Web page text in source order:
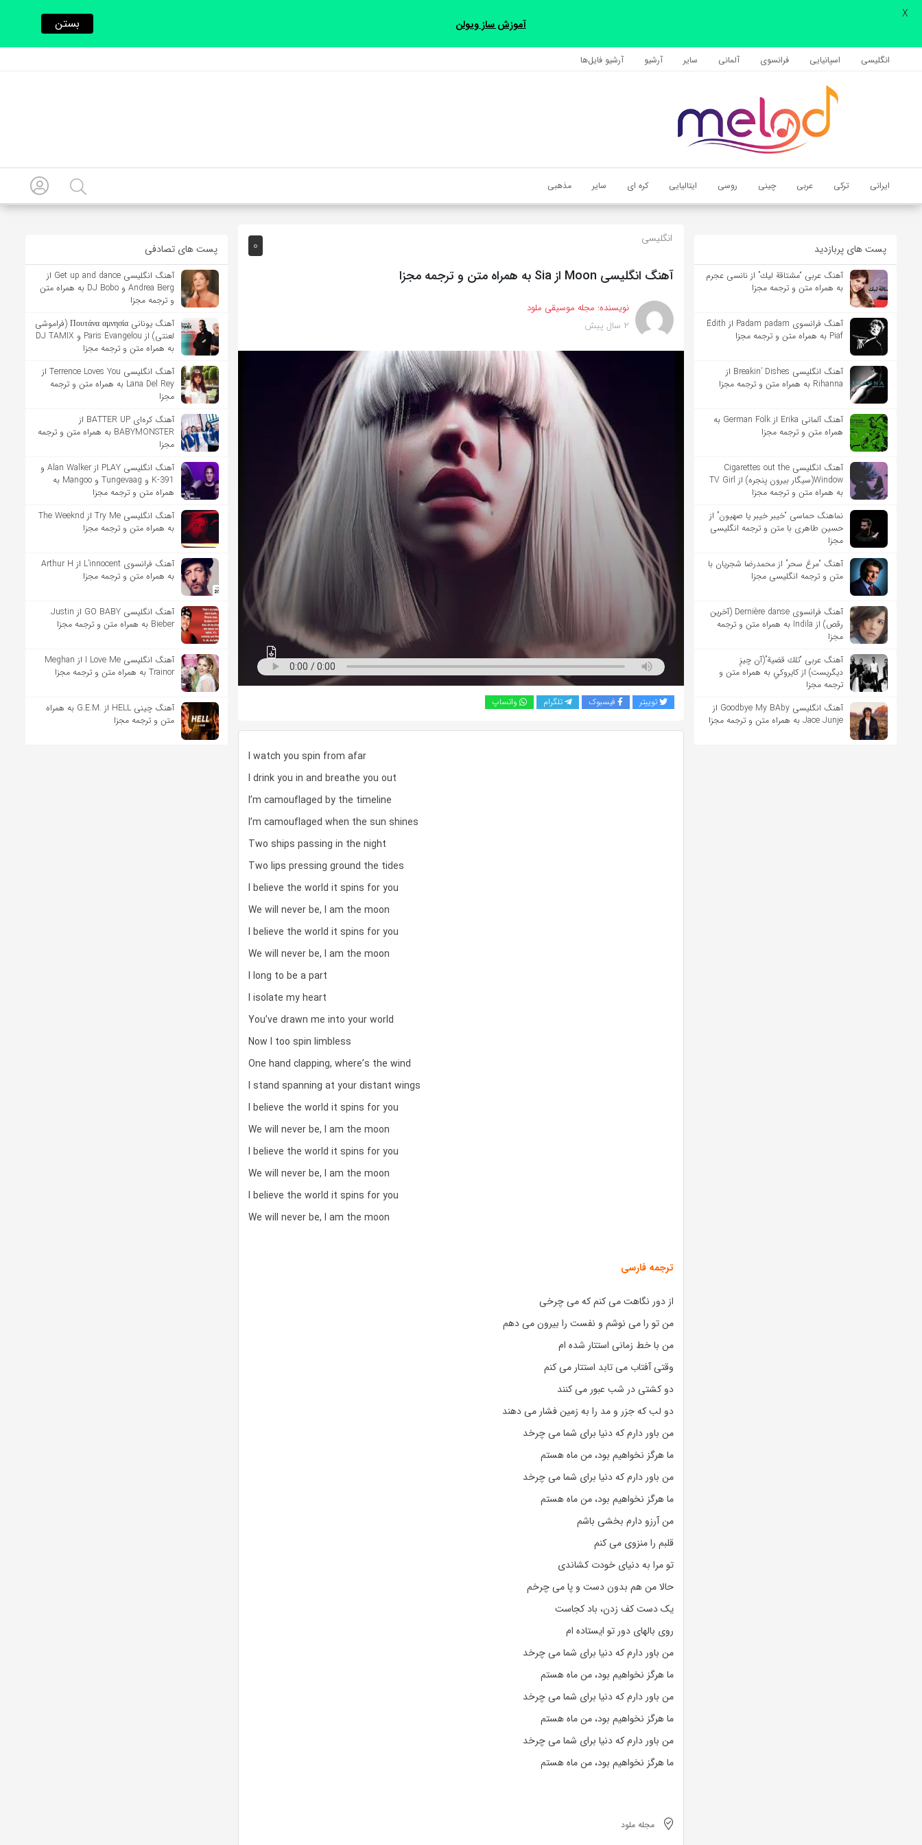
انگلیسی اسپانیایی فرانسوی آلمانی سایر آرشیو آرشیو فایل‌‎ها
ایرانی ترکی عربی چینی روسی ایتالیایی کره ای سایر مذهبی
اشتراک گذاری
با استفاده از روش‌های زیر می‌توانید این صفحه را با دوستان خود به
کپی لینک
پست های پربازدید
آهنگ عربی “مشتاقة لیك” از نانسی عجرم
به همراه متن و ترجمه مجزا
آهنگ فرانسوی Padam padam از Édith
Piaf به همراه متن و ترجمه مجزا
آهنگ انگلیسی Breakin’ Dishes از
Rihanna به همراه متن و ترجمه مجزا
آهنگ آلمانی Erika از German Folk به
همراه متن و ترجمه مجزا
آهنگ انگلیسی Cigarettes out the
Window(سیگار بیرون پنجره) از TV Girl
به همراه متن و ترجمه مجزا
نماهنگ حماسی “خیبر خیبر یا صهیون” از
حسین طاهری با متن و ترجمه انگلیسی
مجزا
آهنگ “مرغ سحر” از محمدرضا شجریان با
متن و ترجمه انگلیسی مجزا
آهنگ فرانسوی Dernière danse (آخرین
رقص) از Indila به همراه متن و ترجمه
مجزا
آهنگ عربی “تلك قضية”(آن چیزِ
دیگریست) از كايروكي به همراه متن و
ترجمه مجزا
آهنگ انگلیسی Goodbye My BAby از
Jace Junje به همراه متن و ترجمه مجزا
0 انگلیسی
آهنگ انگلیسی Moon از Sia به همراه متن و ترجمه مجزا
نویسنده: مجله موسیقی ملود
2 سال پیش
توییتر فیسبوک تلگرام واتساپ
I watch you spin from afar
I drink you in and breathe you out
I’m camouflaged by the timeline
I’m camouflaged when the sun shines
Two ships passing in the night
Two lips pressing ground the tides
I believe the world it spins for you
We will never be, I am the moon
I believe the world it spins for you
We will never be, I am the moon
I long to be a part
I isolate my heart
You’ve drawn me into your world
Now I too spin limbless
One hand clapping, where’s the wind
I stand spanning at your distant wings
I believe the world it spins for you
We will never be, I am the moon
I believe the world it spins for you
We will never be, I am the moon
I believe the world it spins for you
We will never be, I am the moon
ترجمه فارسی
از دور نگاهت می کنم که می چرخی
من تو را می نوشم و نفست را بیرون می دهم
من با خط زمانی استتار شده ام
وقتی آفتاب می تابد استتار می کنم
دو کشتی در شب عبور می کنند
دو لب که جزر و مد را به زمین فشار می دهند
من باور دارم که دنیا برای شما می چرخد
ما هرگز نخواهیم بود، من ماه هستم
من باور دارم که دنیا برای شما می چرخد
ما هرگز نخواهیم بود، من ماه هستم
من آرزو دارم بخشی باشم
قلبم را منزوی می کنم
تو مرا به دنیای خودت کشاندی
حالا من هم بدون دست و پا می چرخم
یک دست کف زدن، باد کجاست
روی بالهای دور تو ایستاده ام
من باور دارم که دنیا برای شما می چرخد
ما هرگز نخواهیم بود، من ماه هستم
من باور دارم که دنیا برای شما می چرخد
ما هرگز نخواهیم بود، من ماه هستم
من باور دارم که دنیا برای شما می چرخد
ما هرگز نخواهیم بود، من ماه هستم
مجله ملود
پست های تصادفی
آهنگ انگلیسی Get up and dance از
Andrea Berg و DJ Bobo به همراه متن
و ترجمه مجزا
آهنگ یونانی Πουτάνα αμνησία (فراموشی
لعنتی) از Paris Evangelou و DJ TAMIX
به همراه متن و ترجمه مجزا
آهنگ انگلیسی Terrence Loves You از
Lana Del Rey به همراه متن و ترجمه
مجزا
آهنگ کره‌ای BATTER UP از
BABYMONSTER به همراه متن و ترجمه
مجزا
آهنگ انگلیسی PLAY از Alan Walker و
K-391 و Tungevaag و Mangoo به
همراه متن و ترجمه مجزا
آهنگ انگلیسی Try Me از The Weeknd
به همراه متن و ترجمه مجزا
آهنگ فرانسوی L’innocent از Arthur H
به همراه متن و ترجمه مجزا
آهنگ انگلیسی GO BABY از Justin
Bieber به همراه متن و ترجمه مجزا
آهنگ انگلیسی I Love Me از Meghan
Trainor به همراه متن و ترجمه مجزا
آهنگ چینی HELL از .G.E.M به همراه
متن و ترجمه مجزا
آموزش ساز ویولن بستن
X